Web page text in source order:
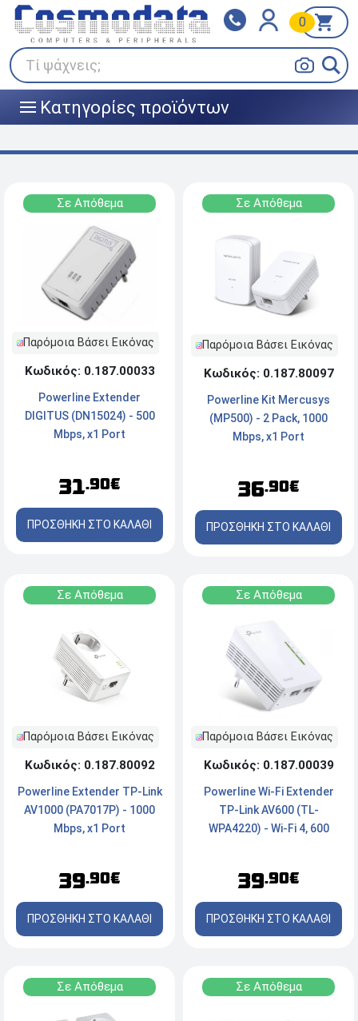
Τί ψάχνεις;
0
||| Κατηγορίες προϊόντων
Klarna
Πληρώστε σε 3
άτοκες δόσεις
BOX NOW
Σε Απόθεμα
Παρόμοια Βάσει Εικόνας
Κωδικός: 0.187.00033
Powerline Extender
DIGITUS (DN15024) - 500
Mbps, x1 Port
31.90€
ΠΡΟΣΘΗΚΗ ΣΤΟ ΚΑΛΑΘΙ
Σε Απόθεμα
Παρόμοια Βάσει Εικόνας
Κωδικός: 0.187.80097
Powerline Kit Mercusys
(MP500) - 2 Pack, 1000
Mbps, x1 Port
36.90€
ΠΡΟΣΘΗΚΗ ΣΤΟ ΚΑΛΑΘΙ
Σε Απόθεμα
Παρόμοια Βάσει Εικόνας
Κωδικός: 0.187.80092
Powerline Extender TP-Link
AV1000 (PA7017P) - 1000
Mbps, x1 Port
39.90€
ΠΡΟΣΘΗΚΗ ΣΤΟ ΚΑΛΑΘΙ
Σε Απόθεμα
Παρόμοια Βάσει Εικόνας
Κωδικός: 0.187.00039
Powerline Wi-Fi Extender
TP-Link AV600 (TL-
WPA4220) - Wi-Fi 4, 600
39.90€
ΠΡΟΣΘΗΚΗ ΣΤΟ ΚΑΛΑΘΙ
Σε Απόθεμα Σε Απόθεμα